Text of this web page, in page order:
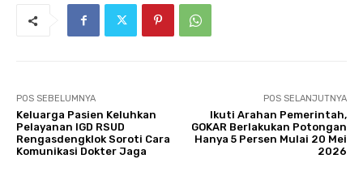
POS SEBELUMNYA
Keluarga Pasien Keluhkan
Pelayanan IGD RSUD
Rengasdengklok Soroti Cara
Komunikasi Dokter Jaga‎
POS SELANJUTNYA
Ikuti Arahan Pemerintah,
GOKAR Berlakukan Potongan
Hanya 5 Persen Mulai 20 Mei
2026